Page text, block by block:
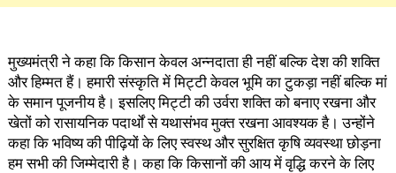
मुख्यमंत्री ने कहा कि किसान केवल अन्नदाता ही नहीं बल्कि देश की शक्ति
और हिम्मत हैं। हमारी संस्कृति में मिट्टी केवल भूमि का टुकड़ा नहीं बल्कि मां
के समान पूजनीय है। इसलिए मिट्टी की उर्वरा शक्ति को बनाए रखना और
खेतों को रासायनिक पदार्थों से यथासंभव मुक्त रखना आवश्यक है। उन्होंने
कहा कि भविष्य की पीढ़ियों के लिए स्वस्थ और सुरक्षित कृषि व्यवस्था छोड़ना
हम सभी की जिम्मेदारी है। कहा कि किसानों की आय में वृद्धि करने के लिए